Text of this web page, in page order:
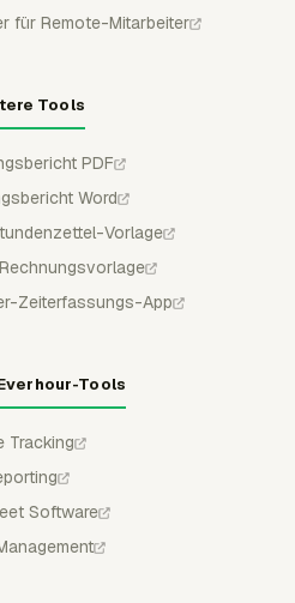
für Remote-Mitarbeiter
Tools
PDF
Word
Vorlage
Zeiterfassungs-App
Tools
Tracking
Software